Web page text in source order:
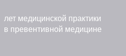
лет медицинской практики
в превентивной медицине